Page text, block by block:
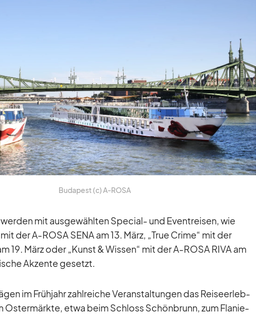
Bu­da­pest (c) A‑ROSA
mit aus­ge­wähl­ten Spe­cial- und Event­rei­sen, wie
der A‑ROSA SENA am 13. März, „True Crime“ mit der
19. März oder „Kunst & Wis­sen“ mit der A‑ROSA RIVA am
Ak­zente ge­setzt.
im Früh­jahr zahl­rei­che Ver­an­stal­tun­gen das Rei­se­er­leb­
Os­ter­märkte, etwa beim Schloss Schön­brunn, zum Fla­nie­